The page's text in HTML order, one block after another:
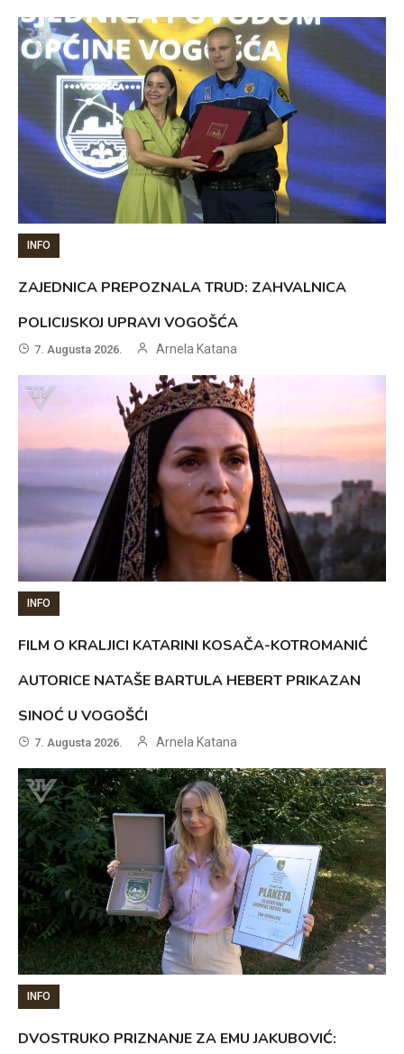
INFO
ZAJEDNICA PREPOZNALA TRUD: ZAHVALNICA
POLICIJSKOJ UPRAVI VOGOŠĆA
7. Augusta 2026. Arnela Katana
INFO
FILM O KRALJICI KATARINI KOSAČA-KOTROMANIĆ
AUTORICE NATAŠE BARTULA HEBERT PRIKAZAN
SINOĆ U VOGOŠĆI
7. Augusta 2026. Arnela Katana
INFO
DVOSTRUKO PRIZNANJE ZA EMU JAKUBOVIĆ: